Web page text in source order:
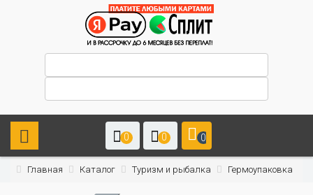
0 0 0
Главная Каталог Туризм и рыбалка Гермоупаковка